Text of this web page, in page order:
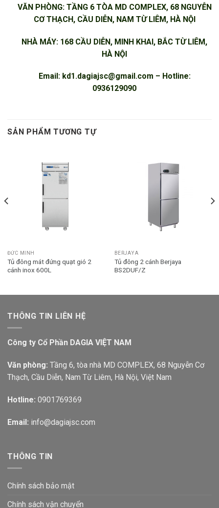
VĂN PHÒNG: TẦNG 6 TÒA MD COMPLEX, 68 NGUYỄN
CƠ THẠCH, CẦU DIỄN, NAM TỪ LIÊM, HÀ NỘI
NHÀ MÁY: 168 CẦU DIỄN, MINH KHAI, BẮC TỪ LIÊM,
HÀ NỘI
Email: kd1.dagiajsc@gmail.com – Hotline:
0936129090
SẢN PHẨM TƯƠNG TỰ
ĐỨC MINH
Tủ đông mát đứng quạt gió 2
cánh inox 600L
BERJAYA
Tủ đông 2 cánh Berjaya
BS2DUF/Z
THÔNG TIN LIÊN HỆ
Công ty Cổ Phần DAGIA VIỆT NAM
Văn phòng: Tầng 6, tòa nhà MD COMPLEX, 68 Nguyễn Cơ
Thạch, Cầu Diễn, Nam Từ Liêm, Hà Nội, Việt Nam
Hotline: 0901769369
Email: info@dagiajsc.com
THÔNG TIN
Chính sách bảo mật
Chính sách vận chuyển